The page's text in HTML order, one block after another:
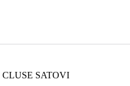
CLUSE SATOVI